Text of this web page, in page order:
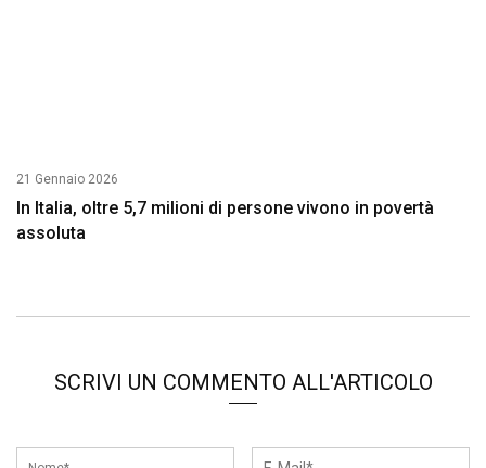
21 Gennaio 2026
In Italia, oltre 5,7 milioni di persone vivono in povertà
assoluta
SCRIVI UN COMMENTO ALL'ARTICOLO